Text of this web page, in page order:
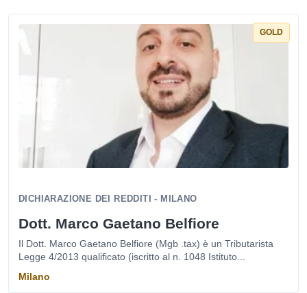
GOLD
DICHIARAZIONE DEI REDDITI - MILANO
Dott. Marco Gaetano Belfiore
Il Dott. Marco Gaetano Belfiore (Mgb .tax) è un Tributarista
Legge 4/2013 qualificato (iscritto al n. 1048 Istituto...
Milano